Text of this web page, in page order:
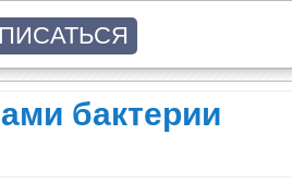
бактерии